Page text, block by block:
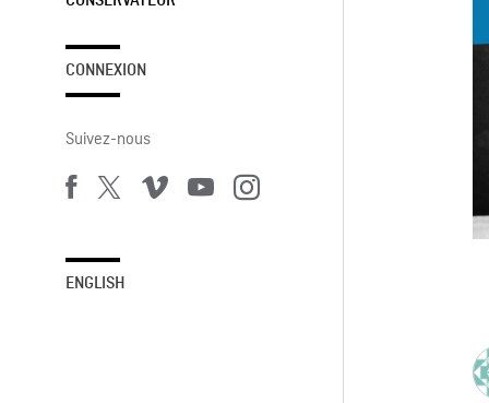
CONNEXION
Suivez-nous
ENGLISH